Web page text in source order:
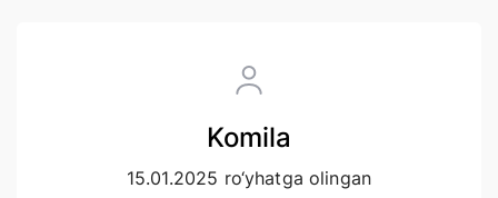
Komila
15.01.2025 ro‘yhatga olingan